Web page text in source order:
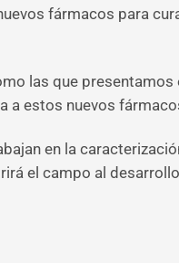
fármacos para
las que
estos nuevos
en la
el campo al